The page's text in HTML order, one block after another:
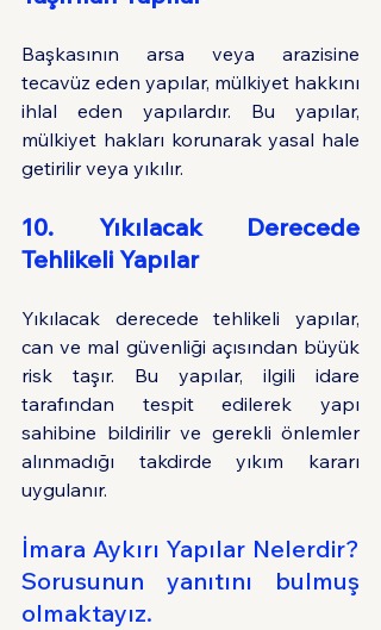
Başkasının arsa veya arazisine
tecavüz eden yapılar, mülkiyet hakkını
ihlal eden yapılardır. Bu yapılar,
mülkiyet hakları korunarak yasal hale
getirilir veya yıkılır.
10. Yıkılacak Derecede
Tehlikeli Yapılar
Yıkılacak derecede tehlikeli yapılar,
can ve mal güvenliği açısından büyük
risk taşır. Bu yapılar, ilgili idare
tarafından tespit edilerek yapı
sahibine bildirilir ve gerekli önlemler
alınmadığı takdirde yıkım kararı
uygulanır.
İmara Aykırı Yapılar Nelerdir?
Sorusunun yanıtını bulmuş
olmaktayız.